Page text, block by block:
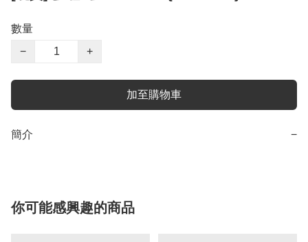
數量
−
+
加至購物車
簡介 −
你可能感興趣的商品